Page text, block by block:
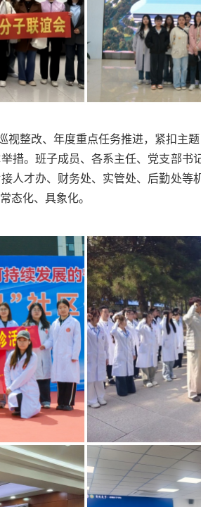
视整改、年度重点任务推进，紧扣主
措。班子成员、各系主任、党支部书
人才办、财务处、实管处、后勤处等
态化、具象化。